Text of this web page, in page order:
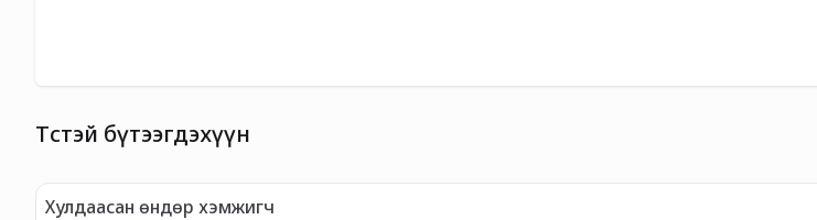
Төстэй бүтээгдэхүүн
Хулдаасан өндөр хэмжигч